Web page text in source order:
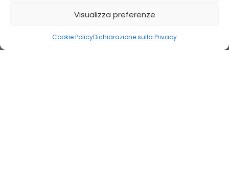
Visualizza preferenze
Cookie PolicyDichiarazione sulla Privacy
Via Guecello Tempesta, 6, 30033 Noale VE
Cart
My account